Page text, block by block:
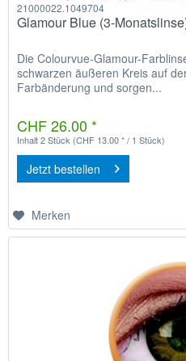
21000022.1049704
Glamour Blue (3-
Die Colourvue-Glamour-
schwarzen äußeren Kreis auf
Farbänderung und sorgen...
CHF 26.00 *
Inhalt2 Stück (CHF 13.00 * / 1 Stück)
Jetzt bestellen
Merken